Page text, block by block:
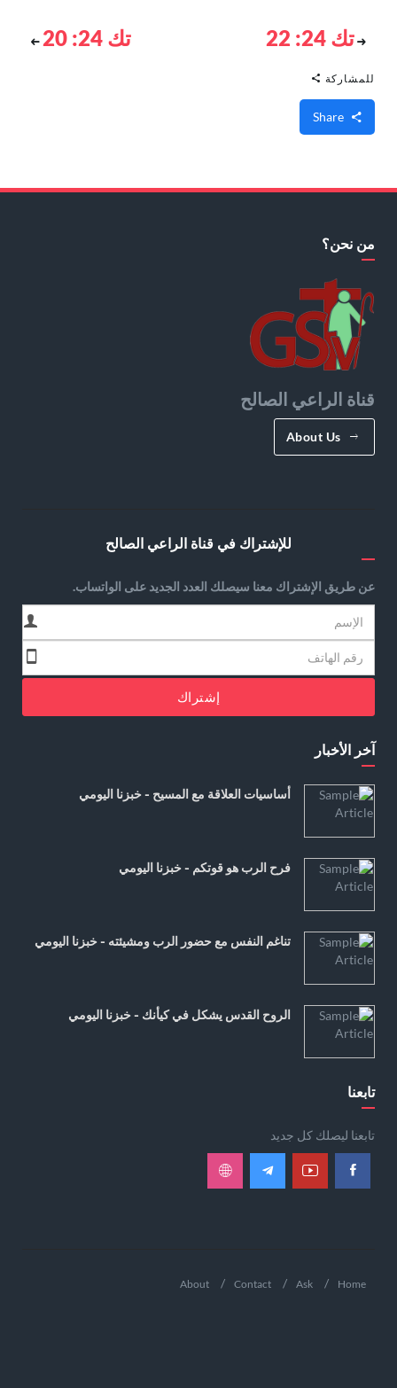
تك 24: 22 تك 24: 20
للمشاركة
من نحن؟
قناة الراعي الصالح
About Us
للإشتراك في قناة الراعي الصالح
عن طريق الإشتراك معنا سيصلك العدد الجديد على الواتساب.
إشتراك
آخر الأخبار
أساسيات العلاقة مع المسيح - خبزنا اليومي
فرح الرب هو قوتكم - خبزنا اليومي
تناغم النفس مع حضور الرب ومشيئته - خبزنا اليومي
الروح القدس يشكل في كيأنك - خبزنا اليومي
تابعنا
تابعنا ليصلك كل جديد
Home
Ask
Contact
About